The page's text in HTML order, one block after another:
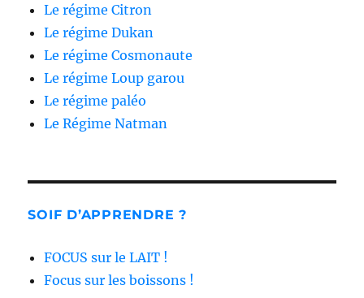
Le régime Citron
Le régime Dukan
Le régime Cosmonaute
Le régime Loup garou
Le régime paléo
Le Régime Natman
SOIF D’APPRENDRE ?
FOCUS sur le LAIT !
Focus sur les boissons !